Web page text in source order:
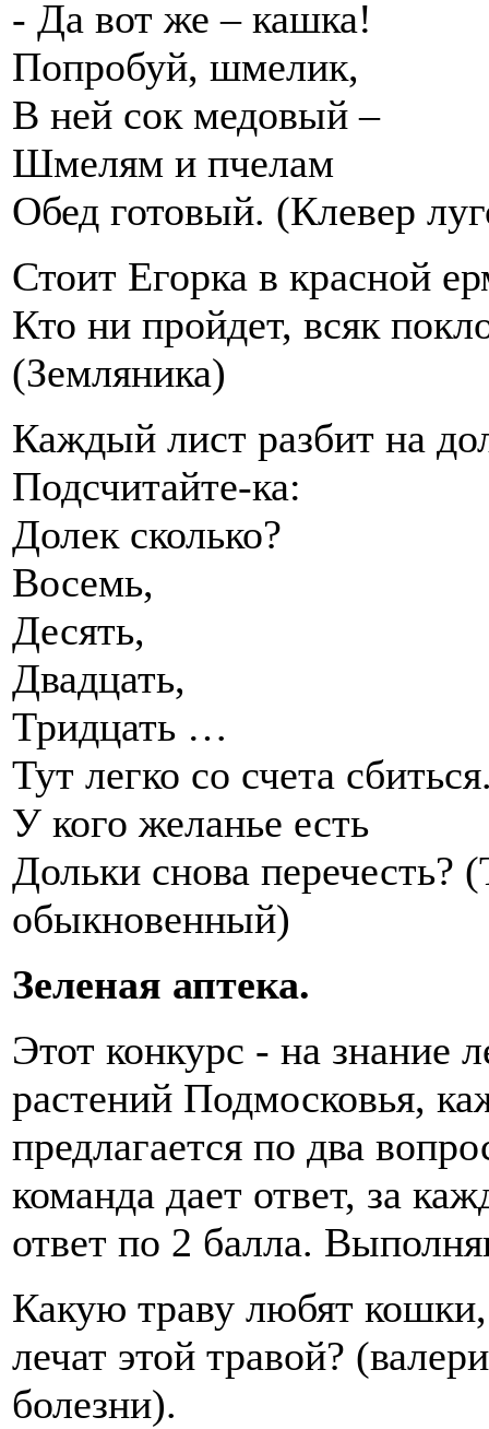
- Да вот же – кашка!
Попробуй, шмелик,
В ней сок медовый –
Шмелям и пчелам
Обед готовый. (Клевер
Стоит Егорка в красной
Кто ни пройдет, всяк
(Земляника)
Каждый лист разбит на
Подсчитайте-ка:
Долек сколько?
Восемь,
Десять,
Двадцать,
Тридцать …
Тут легко со счета
У кого желанье есть
Дольки снова перечесть?
обыкновенный)
Зеленая аптека.
Этот конкурс - на знание
растений Подмосковья,
предлагается по два
команда дает ответ, за
ответ по 2 балла.
Какую траву любят
лечат этой травой?
болезни).